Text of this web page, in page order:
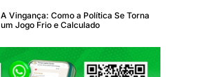
A Vingança: Como a Política Se Torna
um Jogo Frio e Calculado